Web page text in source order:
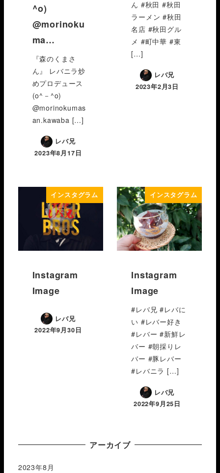
^o)
@morinoku
ma…
『森のくまさ
ん』 レバニラ炒
めプロデュース
(o^－^o)
@morinokumas
an.kawaba […]
レバ兄
2023年8月17日
ん #秋田 #秋田
ラーメン #秋田
名店 #秋田グル
メ #町中華 #東
[…]
レバ兄
2023年2月3日
インスタグラム
Instagram
Image
レバ兄
2022年9月30日
インスタグラム
Instagram
Image
#レバ兄 #レバに
い #レバー好き
#レバー #新鮮レ
バー #朝採りレ
バー #豚レバー
#レバニラ […]
レバ兄
2022年9月25日
アーカイブ
2023年8月